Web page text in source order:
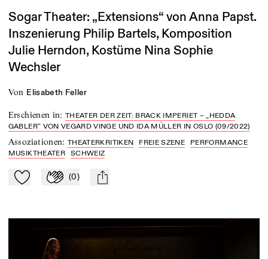
Sogar Theater: „Extensions“ von Anna Papst.
Inszenierung Philip Bartels, Komposition
Julie Herndon, Kostüme Nina Sophie
Wechsler
von Elisabeth Feller
Erschienen in:THEATER DER ZEIT: BRACK IMPERIET – „HEDDA
GABLER“ VON VEGARD VINGE UND IDA MÜLLER IN OSLO (09/2022)
Assoziationen:THEATERKRITIKEN FREIE SZENE
PERFORMANCE
MUSIKTHEATER
SCHWEIZ
Zu Mein-TdZ hinzufügen
Applaudieren
(0) mail